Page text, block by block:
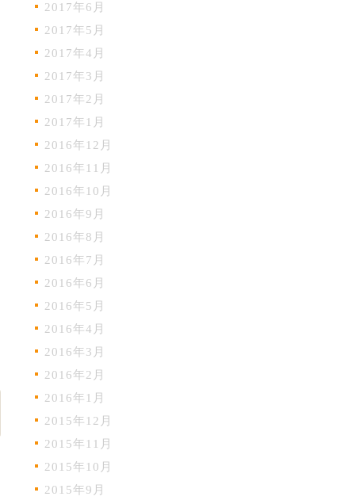
2017年6月
2017年5月
2017年4月
2017年3月
2017年2月
2017年1月
2016年12月
2016年11月
2016年10月
2016年9月
2016年8月
2016年7月
2016年6月
2016年5月
2016年4月
2016年3月
2016年2月
2016年1月
2015年12月
2015年11月
2015年10月
2015年9月